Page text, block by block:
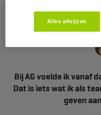
Bij AG voelde ik vanaf
Dat is iets wat ik als
geven
Alles afwijzen